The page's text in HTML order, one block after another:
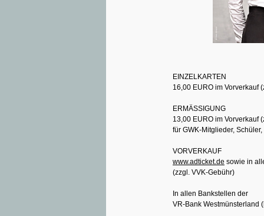
EINZELKARTEN
16,00 EURO im Vorverkauf
ERMÄSSIGUNG
13,00 EURO im Vorverkauf
für GWK-Mitglieder,
VORVERKAUF
www.adticket.de sowie in
(zzgl. VVK-Gebühr)
In allen Bankstellen der
VR-Bank Westmünsterland